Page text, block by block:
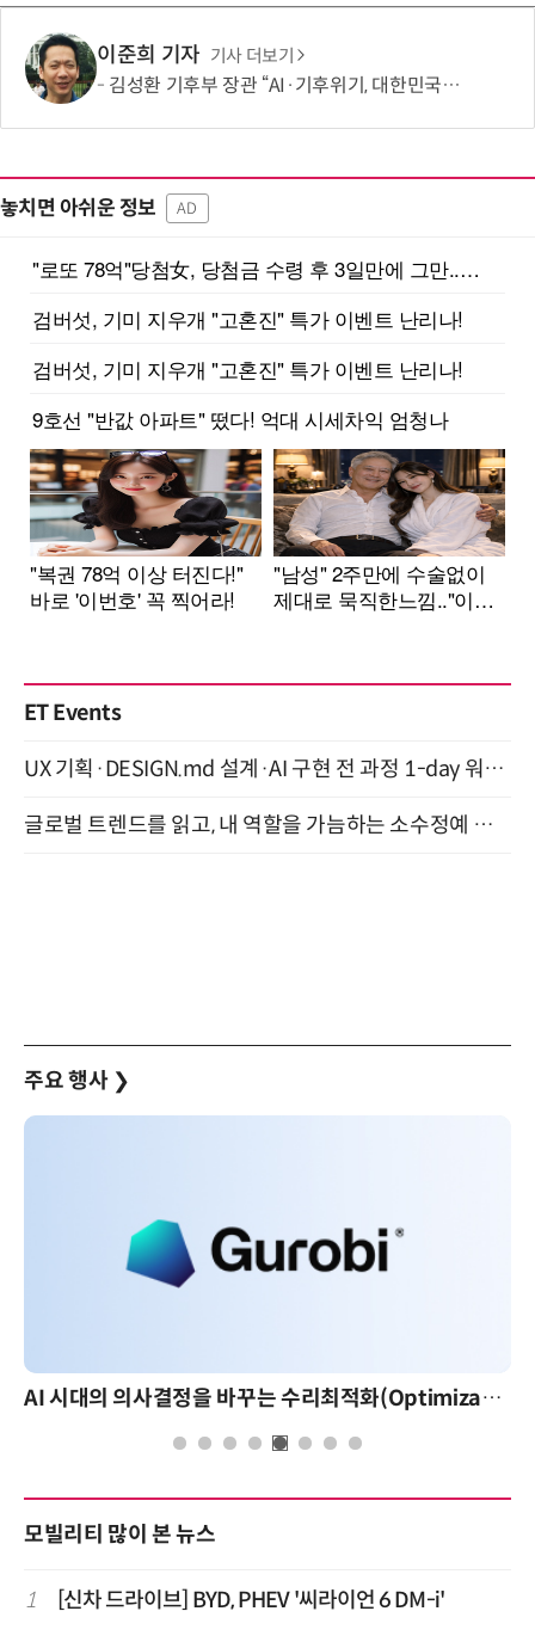
이준희 기자 기사 더보기
김성환 기후부 장관 “AI·기후위기, 대한민국이 함께 해결할 첫 국가 될 것”
놓치면 아쉬운 정보 AD
ET Events
UX 기획·DESIGN.md 설계·AI 구현 전 과정 1-day 워크숍 with Claude Code·Codex 9월 15일 개최
글로벌 트렌드를 읽고, 내 역할을 가늠하는 소수정예 실습 워크숍 (8/28)
주요 행사 ❯
AI 시대의 의사결정을 바꾸는 수리최적화(Optimization): 실제 산업 적용 사례와 활용 전략
모빌리티 많이 본 뉴스
1 [신차 드라이브] BYD, PHEV '씨라이언 6 DM-i'